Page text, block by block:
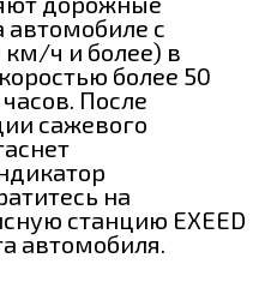
автомобиле с
км/ч и более) в
более 50
После
сажевого
на
станцию EXEED
автомобиля.